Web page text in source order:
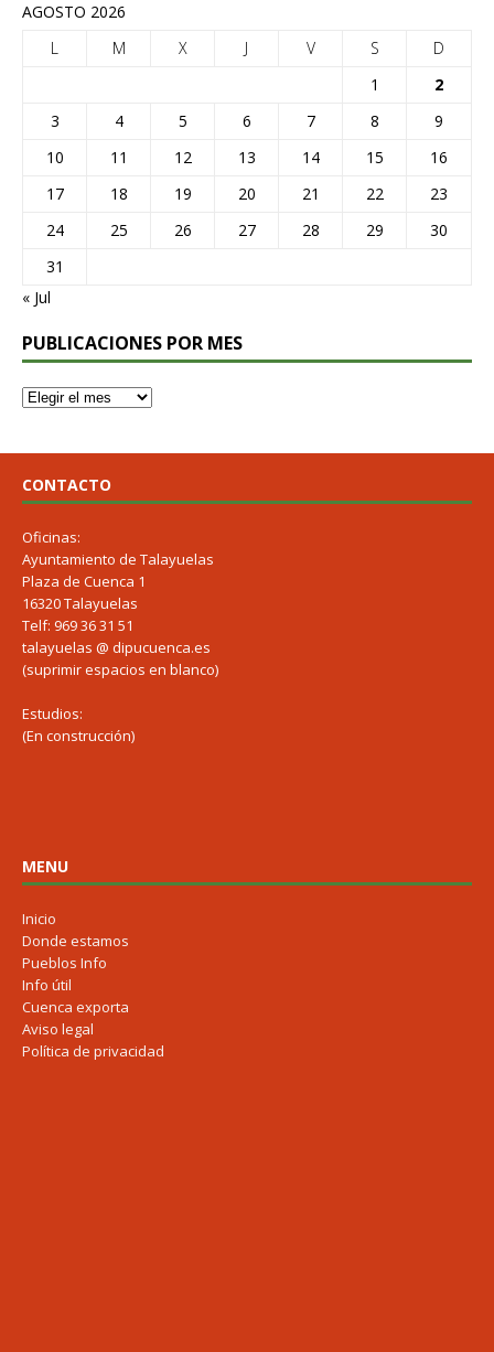
AGOSTO 2026
L
M X J V S
D
1
2
3
4 5 6 7 8
9
10
11 12 13 14 15
16
17
18 19 20 21 22
23
24
25 26 27 28 29
30
31
« Jul
PUBLICACIONES POR MES
CONTACTO
Oficinas:
Ayuntamiento de Talayuelas
Plaza de Cuenca 1
16320 Talayuelas
Telf: 969 36 31 51
talayuelas @ dipucuenca.es
(suprimir espacios en blanco)
Estudios:
(En construcción)
MENU
Inicio
Donde estamos
Pueblos Info
Info útil
Cuenca exporta
Aviso legal
Política de privacidad